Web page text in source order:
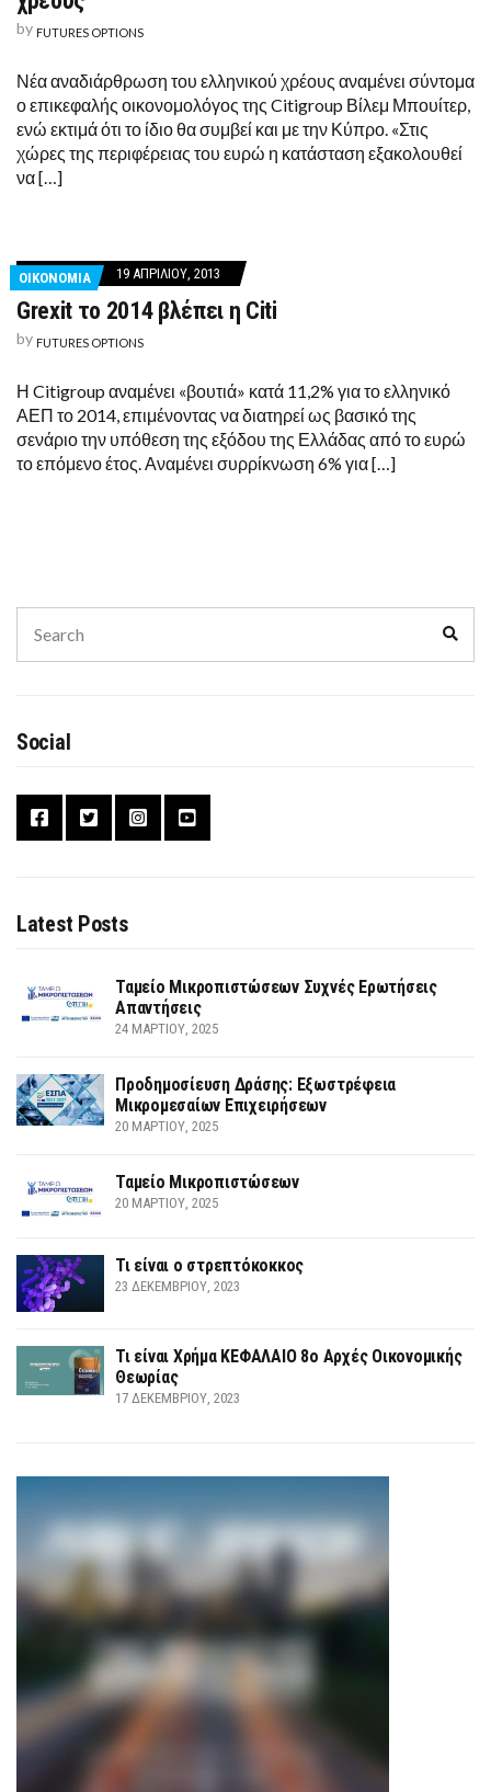
by FUTURES OPTIONS
Νέα αναδιάρθρωση του ελληνικού χρέους αναμένει σύντομα
ο επικεφαλής οικονομολόγος της Citigroup Βίλεμ Μπουίτερ,
ενώ εκτιμά ότι το ίδιο θα συμβεί και με την Κύπρο. «Στις
χώρες της περιφέρειας του ευρώ η κατάσταση εξακολουθεί
να […]
ΟΙΚΟΝΟΜΙΑ 19 ΑΠΡΙΛΊΟΥ, 2013
Grexit το 2014 βλέπει η Citi
by FUTURES OPTIONS
Η Citigroup αναμένει «βουτιά» κατά 11,2% για το ελληνικό
ΑΕΠ το 2014, επιμένοντας να διατηρεί ως βασικό της
σενάριο την υπόθεση της εξόδου της Ελλάδας από το ευρώ
το επόμενο έτος. Αναμένει συρρίκνωση 6% για […]
for:
Social
Latest Posts
Ταμείο Μικροπιστώσεων Συχνές Ερωτήσεις
Απαντήσεις
24 ΜΑΡΤΊΟΥ, 2025
Προδημοσίευση Δράσης: Εξωστρέφεια
Μικρομεσαίων Επιχειρήσεων
20 ΜΑΡΤΊΟΥ, 2025
Ταμείο Μικροπιστώσεων
20 ΜΑΡΤΊΟΥ, 2025
Τι είναι ο στρεπτόκοκκος
23 ΔΕΚΕΜΒΡΊΟΥ, 2023
Τι είναι Χρήμα ΚΕΦΑΛΑΙΟ 8ο Αρχές Οικονομικής
Θεωρίας
17 ΔΕΚΕΜΒΡΊΟΥ, 2023